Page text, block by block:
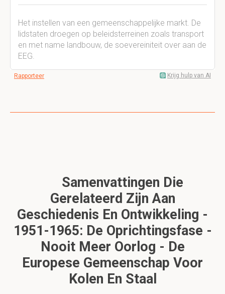
Het instellen van een gemeenschappelijke markt. De
lidstaten droegen op beleidsterreinen zoals transport
en met name landbouw, de soevereiniteit over aan de
EEG.
Rapporteer Krijg hulp van AI
Samenvattingen Die
Gerelateerd Zijn Aan
Geschiedenis En Ontwikkeling -
1951-1965: De Oprichtingsfase -
Nooit Meer Oorlog - De
Europese Gemeenschap Voor
Kolen En Staal